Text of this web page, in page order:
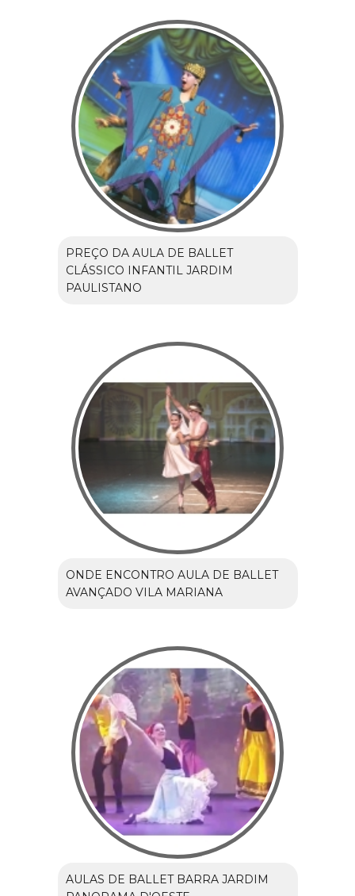
PREÇO DA AULA DE BALLET
CLÁSSICO INFANTIL JARDIM
PAULISTANO
ONDE ENCONTRO AULA DE BALLET
AVANÇADO VILA MARIANA
AULAS DE BALLET BARRA JARDIM